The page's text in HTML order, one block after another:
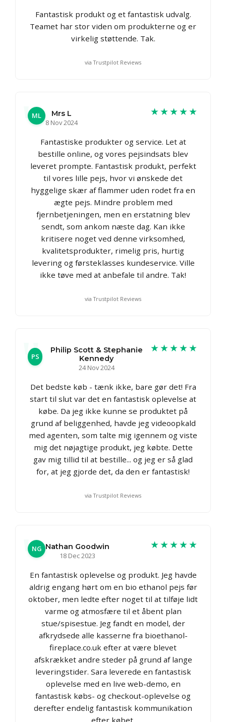
Fantastisk produkt og et fantastisk udvalg.
Teamet har stor viden om produkterne og er
virkelig støttende. Tak.
via Trustpilot Reviews
ML
Mrs L
8 Nov 2024
★★★★★
Fantastiske produkter og service. Let at
bestille online, og vores pejsindsats blev
leveret prompte. Fantastisk produkt, perfekt
til vores lille pejs, hvor vi ønskede det
hyggelige skær af flammer uden rodet fra en
ægte pejs. Mindre problem med
fjernbetjeningen, men en erstatning blev
sendt, som ankom næste dag. Kan ikke
kritisere noget ved denne virksomhed,
kvalitetsprodukter, rimelig pris, hurtig
levering og førsteklasses kundeservice. Ville
ikke tøve med at anbefale til andre. Tak!
via Trustpilot Reviews
PS
Philip Scott & Stephanie
Kennedy
24 Nov 2024
★★★★★
Det bedste køb - tænk ikke, bare gør det! Fra
start til slut var det en fantastisk oplevelse at
købe. Da jeg ikke kunne se produktet på
grund af beliggenhed, havde jeg videoopkald
med agenten, som talte mig igennem og viste
mig det nøjagtige produkt, jeg købte. Dette
gav mig tillid til at bestille... og jeg er så glad
for, at jeg gjorde det, da den er fantastisk!
via Trustpilot Reviews
NG Nathan Goodwin
18 Dec 2023
★★★★★
En fantastisk oplevelse og produkt. Jeg havde
aldrig engang hørt om en bio ethanol pejs før
oktober, men ledte efter noget til at tilføje lidt
varme og atmosfære til et åbent plan
stue/spisestue. Jeg fandt en model, der
afkrydsede alle kasserne fra bioethanol-
fireplace.co.uk efter at være blevet
afskrækket andre steder på grund af lange
leveringstider. Sara leverede en fantastisk
oplevelse med en live web-demo, en
fantastisk købs- og checkout-oplevelse og
derefter endelig fantastisk kommunikation
efter købet.